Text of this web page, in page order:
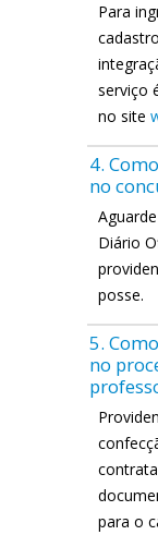
Para
serviço
no site
4.
no
Diário
posse.
5.
no
para o